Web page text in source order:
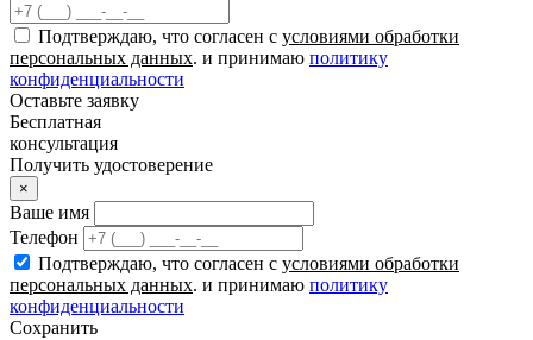
Подтверждаю, что согласен с условиями обработки
персональных данных. и принимаю политику
конфиденциальности
Оставьте заявку
Бесплатная
консультация
Получить удостоверение
×
Ваше имя
Телефон
Подтверждаю, что согласен с условиями обработки
персональных данных. и принимаю политику
конфиденциальности
Сохранить